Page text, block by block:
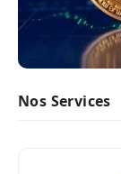
Nos Services